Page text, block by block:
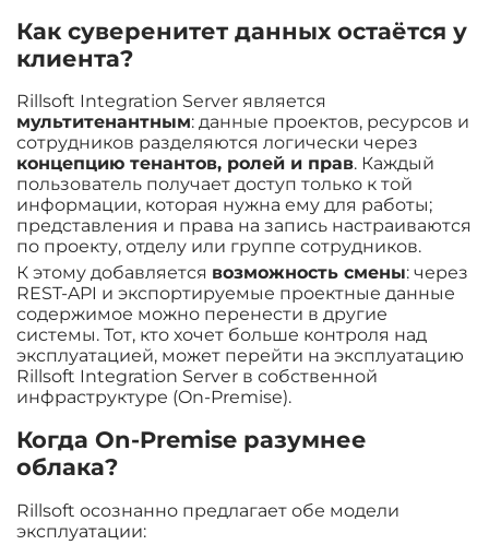
Как суверенитет данных остаётся у
клиента?
Rillsoft Integration Server является
мультитенантным: данные проектов, ресурсов и
сотрудников разделяются логически через
концепцию тенантов, ролей и прав. Каждый
пользователь получает доступ только к той
информации, которая нужна ему для работы;
представления и права на запись настраиваются
по проекту, отделу или группе сотрудников.
К этому добавляется возможность смены: через
REST-API и экспортируемые проектные данные
содержимое можно перенести в другие
системы. Тот, кто хочет больше контроля над
эксплуатацией, может перейти на эксплуатацию
Rillsoft Integration Server в собственной
инфраструктуре (On-Premise).
Когда On-Premise разумнее
облака?
Rillsoft осознанно предлагает обе модели
эксплуатации: